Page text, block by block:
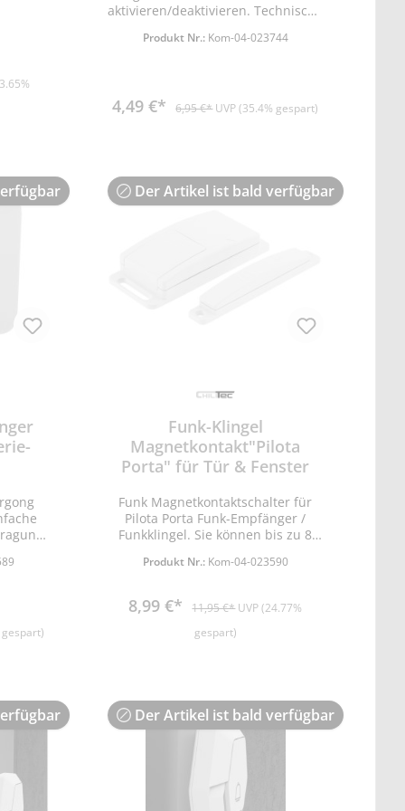
aktivieren/deaktivieren. Technische
(Freifeld), 433,92MHz maximale
können bis zu 8 Sender zugeordnet
Produkt Nr.: Kom-04-023744
4,49 €* 6,95 €* UVP (35.4% gespart)
39
gespart)
Der Artikel ist bald verfügbar
Funk-Klingel
Magnetkontakt"Pilota
Porta" für Tür & Fenster
Funk Magnetkontaktschalter für
Pilota Porta Funk-Empfänger /
Funkklingel. Sie können bis zu 8
verschiedenen Funksender
Wohnung, Büro als
Zugangskontrolle im Innenbereich.
Der programmierte Ton ertönt
Aktivierung/Deaktivierung des
Magnetkontaktes (#23590)
und/oder des Bewegungsmelders
(#23591) erfodert ZWINGEND die
Fernbedienung (#23744). Eine
Nutzung ohne Fernbedienung
(#23744) ist NICHT möglich. • bis zu
Produkt Nr.: Kom-04-023590
8,99 €* 11,95 €* UVP (24.77%
gespart)
Der Artikel ist bald verfügbar